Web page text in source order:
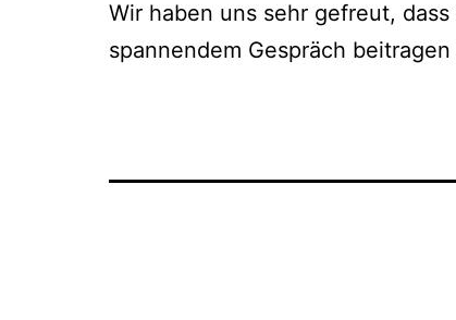
Wir haben uns sehr gefreut,
spannendem Gespräch